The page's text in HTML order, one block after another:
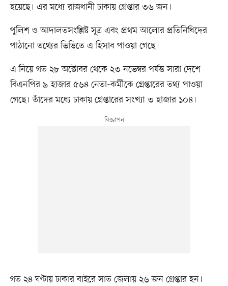
হয়েছে। এর মধ্যে রাজধানী ঢাকায় গ্রেপ্তার ৩৬ জন।
পুলিশ ও আদালতসংশ্লিষ্ট সূত্র এবং প্রথম আলোর প্রতিনিধিদের
পাঠানো তথ্যের ভিত্তিতে এ হিসাব পাওয়া গেছে।
এ নিয়ে গত ২৮ অক্টোবর থেকে ২৩ নভেম্বর পর্যন্ত সারা দেশে
বিএনপির ৯ হাজার ৫৬৪ নেতা-কর্মীকে গ্রেপ্তারের তথ্য পাওয়া
গেছে। তাঁদের মধ্যে ঢাকায় গ্রেপ্তারের সংখ্যা ৩ হাজার ১০৪।
গত ২৪ ঘণ্টায় ঢাকার বাইরে সাত জেলায় ২৬ জন গ্রেপ্তার হন।